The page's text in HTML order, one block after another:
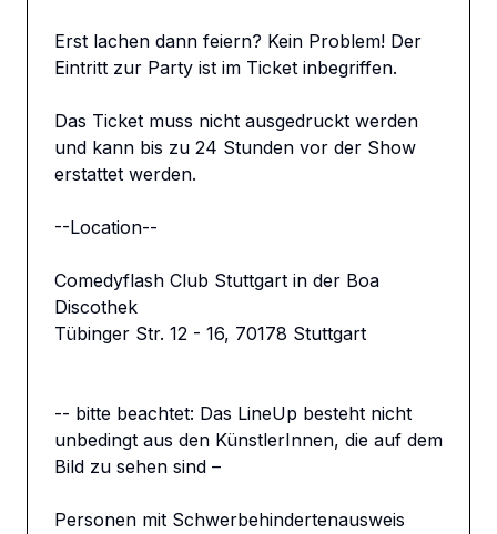
Erst lachen dann feiern? Kein Problem! Der
Eintritt zur Party ist im Ticket inbegriffen.
Das Ticket muss nicht ausgedruckt werden
und kann bis zu 24 Stunden vor der Show
erstattet werden.
--Location--
Comedyflash Club Stuttgart in der Boa
Discothek
Tübinger Str. 12 - 16, 70178 Stuttgart
-- bitte beachtet: Das LineUp besteht nicht
unbedingt aus den KünstlerInnen, die auf dem
Bild zu sehen sind –
Personen mit Schwerbehindertenausweis